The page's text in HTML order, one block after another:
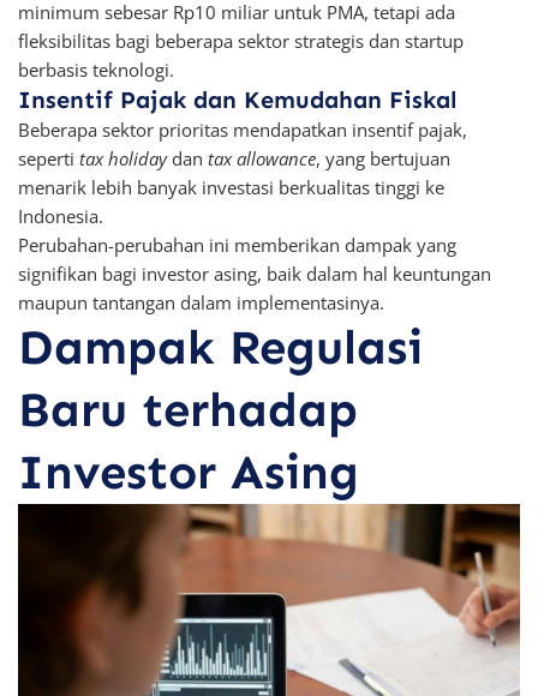
minimum sebesar Rp10 miliar untuk PMA, tetapi ada
fleksibilitas bagi beberapa sektor strategis dan startup
berbasis teknologi.
Insentif Pajak dan Kemudahan Fiskal
Beberapa sektor prioritas mendapatkan insentif pajak,
seperti tax holidaydan tax allowance, yang bertujuan
menarik lebih banyak investasi berkualitas tinggi ke
Indonesia.
Perubahan-perubahan ini memberikan dampak yang
signifikan bagi investor asing, baik dalam hal keuntungan
maupun tantangan dalam implementasinya.
Dampak Regulasi
Baru terhadap
Investor Asing